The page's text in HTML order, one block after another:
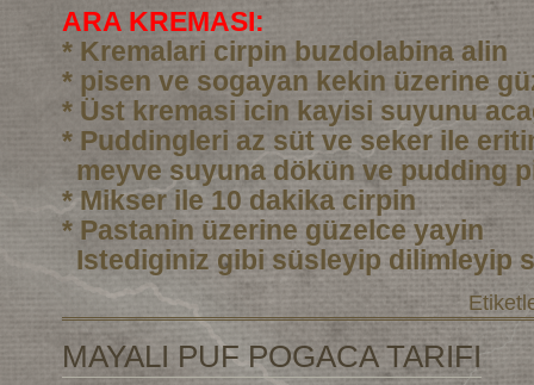
ARA KREMASI:
* Kremalari cirpin buzdolabina alin
* pisen ve sogayan kekin üzerine
* Üst kremasi icin kayisi suyunu
* Puddingleri az süt ve seker ile
meyve suyuna dökün ve pudding
* Mikser ile 10 dakika cirpin
* Pastanin üzerine güzelce yayin
Istediginiz gibi süsleyip dilimleyip
MAYALI PUF POGACA TARIFI